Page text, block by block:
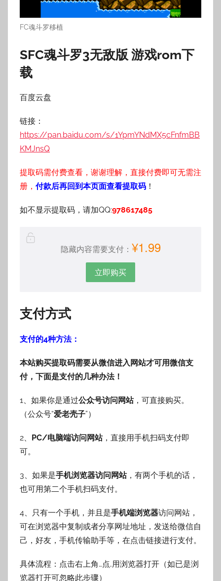
FC魂斗罗移植
SFC魂斗罗3无敌版 游戏rom下
载
百度云盘
链接：
https://pan.baidu.com/s/1YpmYNdMX5cFnfmBB
KMJnsQ
提取码需付费查看，谢谢理解，直接付费即可无需注
册， 付款后再回到本页面查看提取码 ！
如不显示提取码，请加QQ:978617485
隐藏内容需要支付： ¥1.99
立即购买
支付方式
支付的4种方法：
本站购买提取码需要从微信进入网站才可用微信支
付，下面是支付的几种办法！
1、如果你是通过公众号访问网站，可直接购买。
（公众号“爱老壳子”）
2、 PC/电脑端访问网站，直接用手机扫码支付即
可。
3、如果是手机浏览器访问网站，有两个手机的话，
也可用第二个手机扫码支付。
4、只有一个手机，并且是手机端浏览器访问网站，
可在浏览器中复制或者分享网址地址，发送给微信自
己，好友，手机传输助手等，在点击链接进行支付。
具体流程：点击右上角…点,用浏览器打开（如已是浏
览器打开可忽略此步骤）